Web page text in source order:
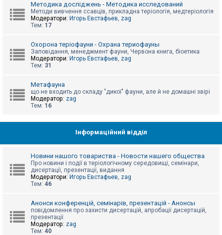
б
е
д
п
о
е
й
А
и
т
П
Методика досліджень - Методика исследований
Методи вивчення ссавців, прикладна теріологія, медтеріологія
Модератори: Игорь Евстафьев, zag
Тем: 17
Охорона теріофауни - Охрана териофауны
Заповідання, менеджмент фауни, Червона книга, біоетика
Модератори: Игорь Евстафьев, zag
Тем: 31
Метафауна
що не входить до складу "дикої" фауни, але й не домашні звірі
Модератор: zag
Тем: 16
Інформаційний відділ
Новини нашого товариства - Новости нашего общества
Про новини і події в теріологічному середовищі, семінари,
дисертації, презентації, видання
Модератори: Игорь Евстафьев, zag
Тем: 46
Анонси конференцій, семінарів, презентацій - Анонсы
повідомлення про захисти дисертацій, апробації дисертацій,
презентації
Модератор: zag
Тем: 40